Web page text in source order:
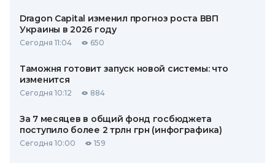
Dragon Capital изменил прогноз роста ВВП
Украины в 2026 году
Сегодня 11:04 650
Таможня готовит запуск новой системы: что
изменится
Сегодня 10:12 884
За 7 месяцев в общий фонд госбюджета
поступило более 2 трлн грн (инфографика)
Сегодня 10:00 159